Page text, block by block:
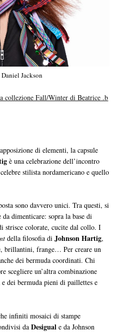
Jackson
collezione Fall/Winter di Beatrice .b
di elementi, la capsule
è una celebrazione dell’incontro
stilista nordamericano e quello
sono davvero unici. Tra questi, si
dimenticare: sopra la base di
strisce colorate, cucite dal collo. I
della filosofia diJohnson Hartig,
brillantini, frange… Per creare un
dei bermuda coordinati. Chi
scegliere un’altra combinazione
e dei bermuda pieni di paillettes e
infiniti mosaici di stampe
daDesigual e da Johnson